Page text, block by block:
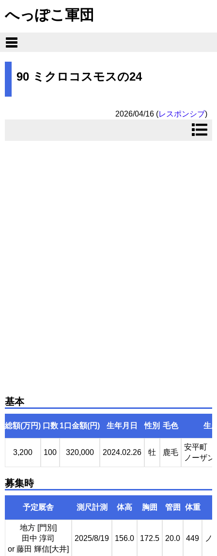
へっぽこ軍団
90 ミクロコスモスの24
2026/04/16 (レスポンシブ)
基本
総額(万円) 口数 1口金額(円) 生年月日 性別 毛色 生
3,200 100 320,000 2024.02.26 牡 鹿毛
安平町
ノーザ
募集時
予定厩舎 測尺計測 体高 胸囲 管囲 体重
地方 [門別]
田中 淳司
or 藤田 輝信[大井]
2025/8/19 156.0 172.5 20.0 449 ノ